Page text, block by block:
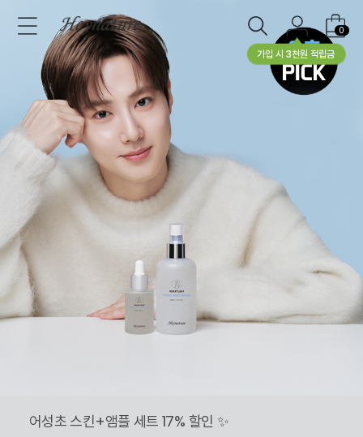
가입 시 3천원 적립금
0
어성초 스킨+앰플 세트 17% 할인 ✨